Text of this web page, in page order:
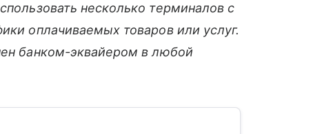
несколько терминалов с
оплачиваемых товаров или услуг.
банком-эквайером в любой